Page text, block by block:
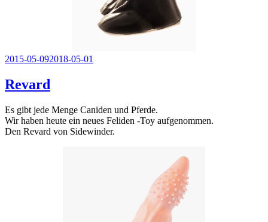
Veröffentlicht
2015-05-092018-05-01
Revard
Es gibt jede Menge Caniden und Pferde.
Wir haben heute ein neues Feliden -Toy aufgenommen.
Den Revard von Sidewinder.